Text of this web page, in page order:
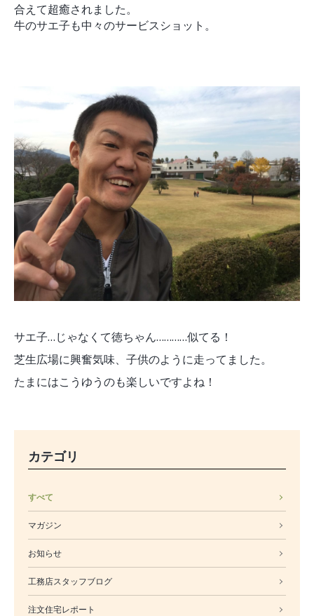
合えて超癒されました。
牛のサエ子も中々のサービスショット。
サエ子…じゃなくて徳ちゃん…………似てる！
芝生広場に興奮気味、子供のように走ってました。
たまにはこうゆうのも楽しいですよね！
カテゴリ
すべて
マガジン
お知らせ
工務店スタッフブログ
注文住宅レポート